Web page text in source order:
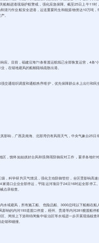
船舶进港现场护航警戒，强化应急保障。截至25日上午11
清污作业船安全进港，运送重要民生和能源物资达10万吨
。
应。目前，福建沿海71条客渡运航线已全部恢复运营，4条“
，在锚地避风的船舶陆续疏散出港。
交通组织调度和通航秩序维护，优先保障群众水上出行和民
影响，广西及南海、北部湾仍有风雨天气，中央气象台25
区，慎终如始抓好台风和强降雨防御应对工作，要求各地针
，科学研判天气情况，强化主动防御管控，全区受影响高
家港口企业全部停运，平陆运河项目于24日16时起全部停工
点录核查。
水域避风，所有施工船、危险品船、3000总吨以下船舶在船
影响的内河193道渡口停渡，梧州、贵港等内河281艘渡船停
、闸坝上下游和待闸集中锚泊区等水域进一步开展现场核查
锚和碰撞。